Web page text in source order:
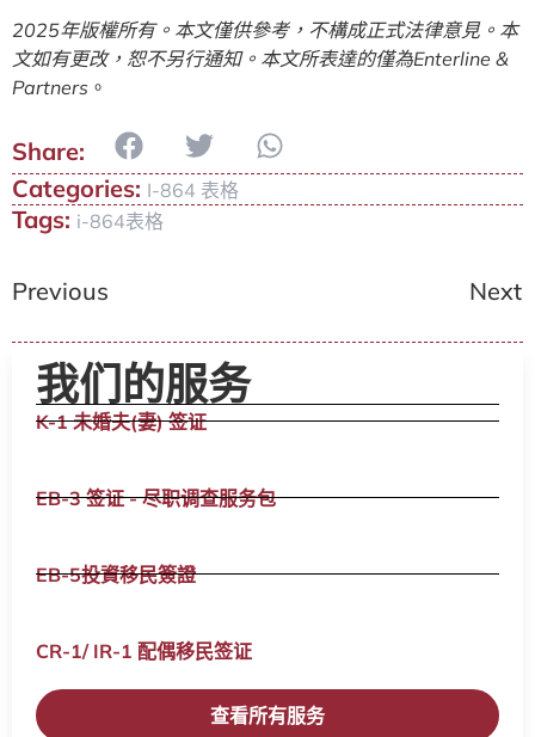
2025年版權所有。本文僅供參考，不構成正式法律意見。本
文如有更改，恕不另行通知。本文所表達的僅為Enterline &
Partners 。
Categories: I-864 表格
Tags: i-864表格
Previous Next
我们的服务
K-1 未婚夫(妻) 签证
EB-3 签证 - 尽职调查服务包
EB-5投資移民簽證
CR-1/ IR-1 配偶移民签证​
查看所有服务